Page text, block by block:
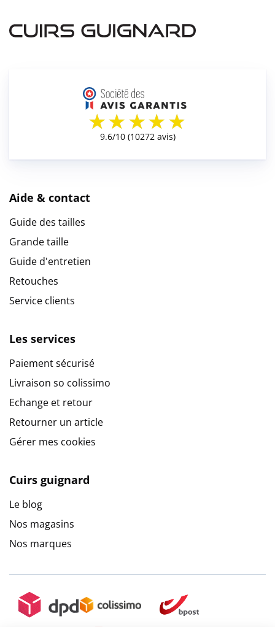
Aide & contact
Guide des tailles
Grande taille
Guide d'entretien
Retouches
Service clients
Les services
Paiement sécurisé
Livraison so colissimo
Echange et retour
Retourner un article
Gérer mes cookies
Cuirs guignard
Le blog
Nos magasins
Nos marques